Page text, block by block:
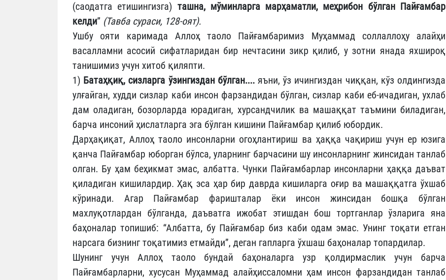
(саодатга етишингизга) ташна, мўминларга марҳаматли, меҳрибон бўлган Пайғамбар
келди” (Тавба сураси, 128-оят).
Ушбу ояти каримада Аллоҳ таоло Пайғамбаримиз Муҳаммад соллаллоҳу алайҳи
васалламни асосий сифатларидан бир нечтасини зикр қилиб, у зотни янада яхшироқ
танишимиз учун хитоб қиляпти.
1) Батаҳқиқ, сизларга ўзингиздан бўлган.... яъни, ўз ичингиздан чиққан, кўз олдингизда
улғайган, худди сизлар каби инсон фарзандидан бўлган, сизлар каби еб-ичадиган, ухлаб
дам оладиган, бозорларда юрадиган, хурсандчилик ва машаққат таъмини биладиган,
барча инсоний ҳислатларга эга бўлган кишини Пайғамбар қилиб юбордик.
Дарҳақиқат, Аллоҳ таоло инсонларни огоҳлантириш ва ҳаққа чақириш учун ер юзига
қанча Пайғамбар юборган бўлса, уларнинг барчасини шу инсонларнинг жинсидан танлаб
олган. Бу ҳам беҳикмат эмас, албатта. Чунки Пайғамбарлар инсонларни ҳаққа даъват
қиладиган кишилардир. Ҳақ эса ҳар бир даврда кишиларга оғир ва машаққатга ўхшаб
кўринади. Агар Пайғамбар фаришталар ёки инсон жинсидан бошқа бўлган
махлуқотлардан бўлганда, даъватга ижобат этишдан бош тортганлар ўзларига яна
баҳоналар топишиб: “Албатта, бу Пайғамбар биз каби одам эмас. Унинг тоқати етган
нарсага бизнинг тоқатимиз етмайди”, деган гапларга ўхшаш баҳоналар топардилар.
Шунинг учун Аллоҳ таоло бундай баҳоналарга узр қолдирмаслик учун барча
Пайғамбарларни, хусусан Муҳаммад алайҳиссаломни ҳам инсон фарзандидан танлаб